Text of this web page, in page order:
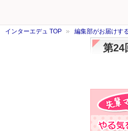
インターエデュ TOP 編集部がお届けす
第24